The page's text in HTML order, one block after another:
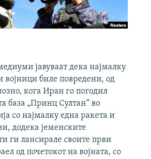
јавуваат дека најмалку
војници биле повредени, од
кога Иран го погодил
база „Принц Султан“ во
со најмалку една ракета и
додека јеменските
ги лансирале своите први
од почетокот на војната, со